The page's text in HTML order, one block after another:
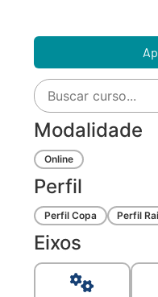
Modalidade
Online
Perfil
Perfil Copa Perfil
Eixos